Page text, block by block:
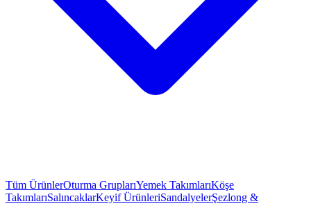
Tüm ÜrünlerOturma GruplarıYemek TakımlarıKöşe
TakımlarıSalıncaklarKeyif ÜrünleriSandalyelerŞezlong &